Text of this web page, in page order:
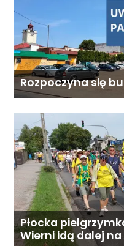
284
Rozpoczyna się
Płocka
Wierni idą dalej